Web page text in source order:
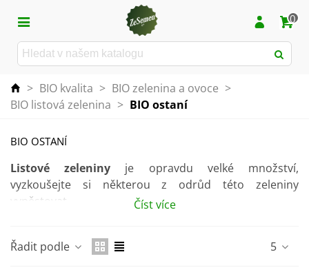
0
> BIO kvalita > BIO zelenina a ovoce >
BIO listová zelenina > BIO ostaní
BIO OSTANÍ
Listové zeleniny je opravdu velké množství,
vyzkoušejte si některou z odrůd této zeleniny
vypěstovat.
jinýchzdraví prospěšných látek
Číst více
Řadit podle 5